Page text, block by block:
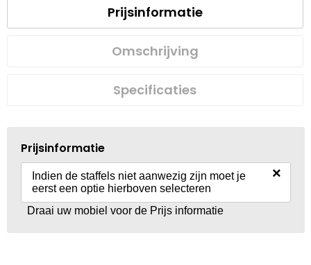
Prijsinformatie
Omschrijving
Specificaties
Prijsinformatie
Indien de staffels niet aanwezig zijn moet je
eerst een optie hierboven selecteren
×
Draai uw mobiel voor de Prijs informatie